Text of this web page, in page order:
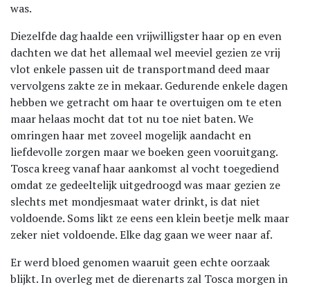
was.
Diezelfde dag haalde een vrijwilligster haar op en even
dachten we dat het allemaal wel meeviel gezien ze vrij
vlot enkele passen uit de transportmand deed maar
vervolgens zakte ze in mekaar. Gedurende enkele dagen
hebben we getracht om haar te overtuigen om te eten
maar helaas mocht dat tot nu toe niet baten. We
omringen haar met zoveel mogelijk aandacht en
liefdevolle zorgen maar we boeken geen vooruitgang.
Tosca kreeg vanaf haar aankomst al vocht toegediend
omdat ze gedeeltelijk uitgedroogd was maar gezien ze
slechts met mondjesmaat water drinkt, is dat niet
voldoende. Soms likt ze eens een klein beetje melk maar
zeker niet voldoende. Elke dag gaan we weer naar af.
Er werd bloed genomen waaruit geen echte oorzaak
blijkt. In overleg met de dierenarts zal Tosca morgen in